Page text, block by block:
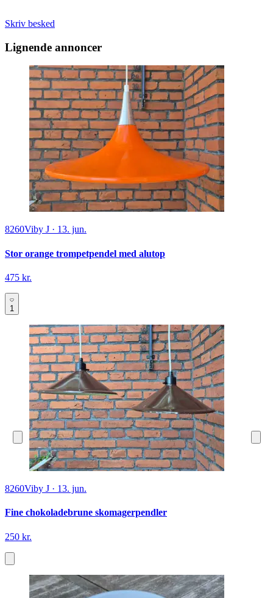
Skriv besked
Lignende annoncer
8260Viby J · 13. jun.
Stor orange trompetpendel med alutop
475 kr.
1
8260Viby J · 13. jun.
Fine chokoladebrune skomagerpendler
250 kr.